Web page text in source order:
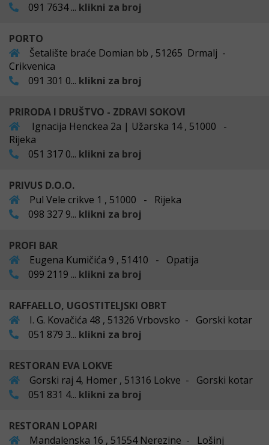
091 7634 ... klikni za broj
PORTO
Šetalište braće Domian bb , 51265 Drmalj -
Crikvenica
091 301 0... klikni za broj
PRIRODA I DRUŠTVO - ZDRAVI SOKOVI
Ignacija Henckea 2a | Užarska 14 , 51000 -
Rijeka
051 317 0... klikni za broj
PRIVUS D.O.O.
Pul Vele crikve 1 , 51000 - Rijeka
098 327 9... klikni za broj
PROFI BAR
Eugena Kumičića 9 , 51410 - Opatija
099 2119 ... klikni za broj
RAFFAELLO, UGOSTITELJSKI OBRT
I. G. Kovačića 48 , 51326 Vrbovsko - Gorski kotar
051 879 3... klikni za broj
RESTORAN EVA LOKVE
Gorski raj 4, Homer , 51316 Lokve - Gorski kotar
051 831 4... klikni za broj
RESTORAN LOPARI
Mandalenska 16 , 51554 Nerezine - Lošinj